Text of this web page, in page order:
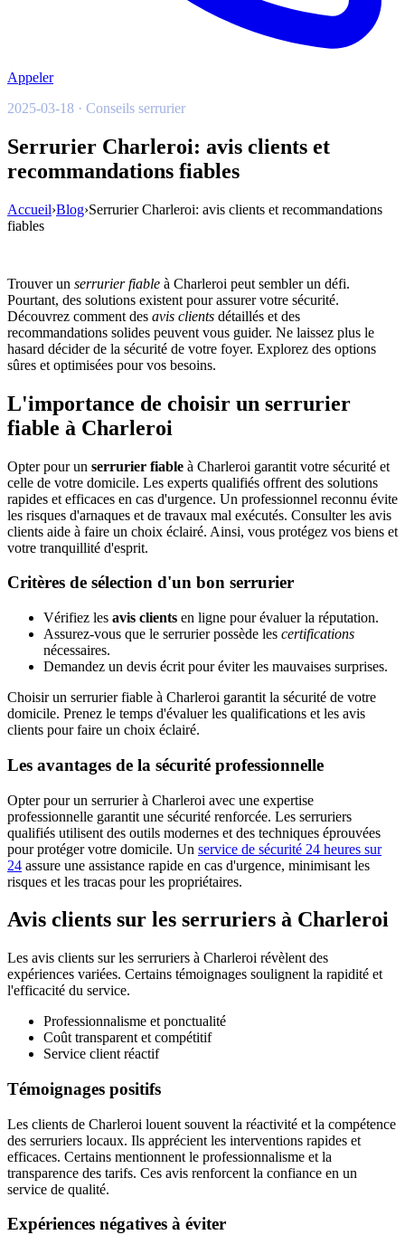
Appeler
2025-03-18 · Conseils serrurier
Serrurier Charleroi: avis clients et
recommandations fiables
Accueil›Blog›Serrurier Charleroi: avis clients et recommandations
fiables
Trouver un serrurier fiable à Charleroi peut sembler un défi.
Pourtant, des solutions existent pour assurer votre sécurité.
Découvrez comment des avis clients détaillés et des
recommandations solides peuvent vous guider. Ne laissez plus le
hasard décider de la sécurité de votre foyer. Explorez des options
sûres et optimisées pour vos besoins.
L'importance de choisir un serrurier
fiable à Charleroi
Opter pour un serrurier fiable à Charleroi garantit votre sécurité et
celle de votre domicile. Les experts qualifiés offrent des solutions
rapides et efficaces en cas d'urgence. Un professionnel reconnu évite
les risques d'arnaques et de travaux mal exécutés. Consulter les avis
clients aide à faire un choix éclairé. Ainsi, vous protégez vos biens et
votre tranquillité d'esprit.
Critères de sélection d'un bon serrurier
Vérifiez les avis clients en ligne pour évaluer la réputation.
Assurez-vous que le serrurier possède les certifications
nécessaires.
Demandez un devis écrit pour éviter les mauvaises surprises.
Choisir un serrurier fiable à Charleroi garantit la sécurité de votre
domicile. Prenez le temps d'évaluer les qualifications et les avis
clients pour faire un choix éclairé.
Les avantages de la sécurité professionnelle
Opter pour un serrurier à Charleroi avec une expertise
professionnelle garantit une sécurité renforcée. Les serruriers
qualifiés utilisent des outils modernes et des techniques éprouvées
pour protéger votre domicile. Un service de sécurité 24 heures sur
24 assure une assistance rapide en cas d'urgence, minimisant les
risques et les tracas pour les propriétaires.
Avis clients sur les serruriers à Charleroi
Les avis clients sur les serruriers à Charleroi révèlent des
expériences variées. Certains témoignages soulignent la rapidité et
l'efficacité du service.
Professionnalisme et ponctualité
Coût transparent et compétitif
Service client réactif
Témoignages positifs
Les clients de Charleroi louent souvent la réactivité et la compétence
des serruriers locaux. Ils apprécient les interventions rapides et
efficaces. Certains mentionnent le professionnalisme et la
transparence des tarifs. Ces avis renforcent la confiance en un
service de qualité.
Expériences négatives à éviter